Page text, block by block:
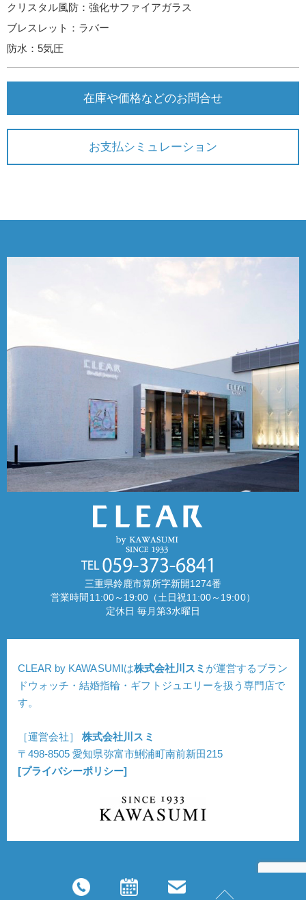
クリスタル風防：強化サファイアガラス
ブレスレット：ラバー
防水：5気圧
在庫や価格などのお問合せ
お支払シミュレーション
三重県鈴鹿市算所字新開1274番
営業時間11:00～19:00（土日祝11:00～19:00）
定休日 毎月第3水曜日
CLEAR by KAWASUMIは株式会社川スミ が運営するブラン
ドウォッチ・結婚指輪・ギフトジュエリーを扱う専門店で
す。
［運営会社］株式会社川スミ
〒498-8505 愛知県弥富市鯏浦町南前新田215
[プライバシーポリシー]
Copyright © CLEAR. All Rights Reserved.